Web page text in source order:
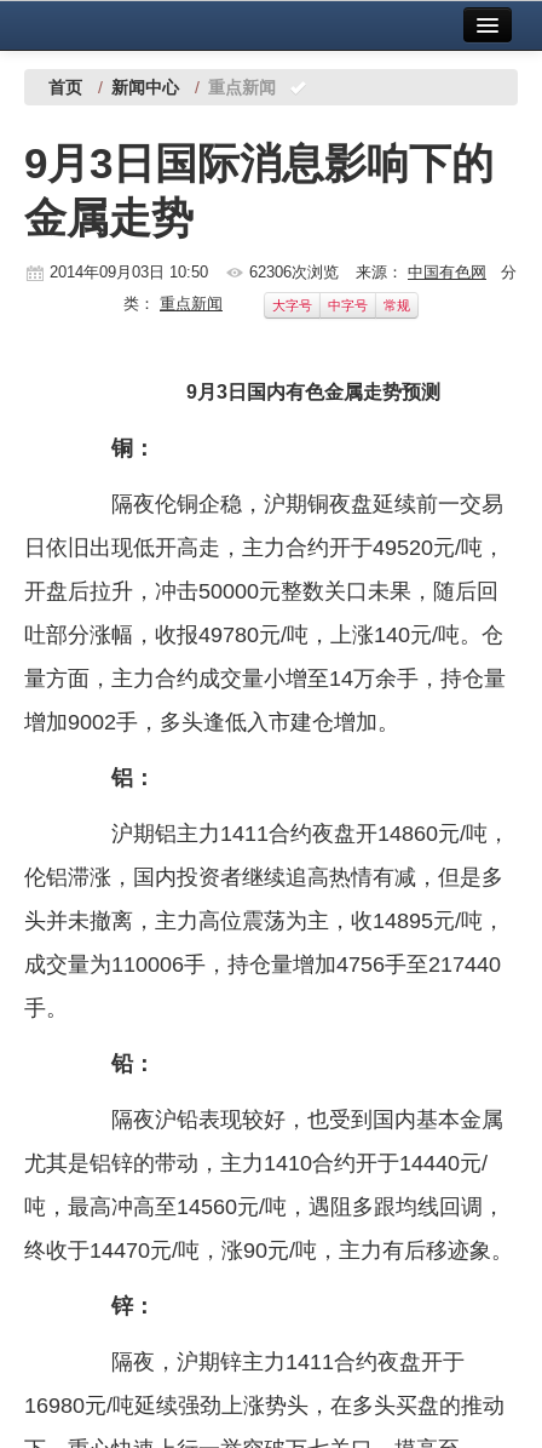
中国有色金属报社主办 广告服务
铜镍铅锌
铝
稀有稀土
《资源再生》杂志
行情报价
数字报
首页 / 新闻中心 / 重点新闻
9月3日国际消息影响下的
金属走势
2014年09月03日 10:50 62306次浏览 来源： 中国有色网
分
类： 重点新闻 大字号 中字号 常规
9月3日国内有色金属走势预测
铜：
隔夜伦铜企稳，沪期铜夜盘延续前一交易
日依旧出现低开高走，主力合约开于49520元/吨，
开盘后拉升，冲击50000元整数关口未果，随后回
吐部分涨幅，收报49780元/吨，上涨140元/吨。仓
量方面，主力合约成交量小增至14万余手，持仓量
增加9002手，多头逢低入市建仓增加。
铝：
沪期铝主力1411合约夜盘开14860元/吨，
伦铝滞涨，国内投资者继续追高热情有减，但是多
头并未撤离，主力高位震荡为主，收14895元/吨，
成交量为110006手，持仓量增加4756手至217440
手。
铅：
隔夜沪铅表现较好，也受到国内基本金属
尤其是铝锌的带动，主力1410合约开于14440元/
吨，最高冲高至14560元/吨，遇阻多跟均线回调，
终收于14470元/吨，涨90元/吨，主力有后移迹象。
锌：
隔夜，沪期锌主力1411合约夜盘开于
16980元/吨延续强劲上涨势头，在多头买盘的推动